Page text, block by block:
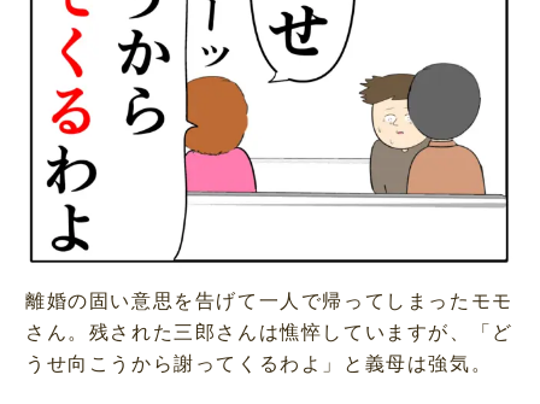
離婚の固い意思を告げて一人で帰ってしまったモモ
さん。残された三郎さんは憔悴していますが、「ど
うせ向こうから謝ってくるわよ」と義母は強気。